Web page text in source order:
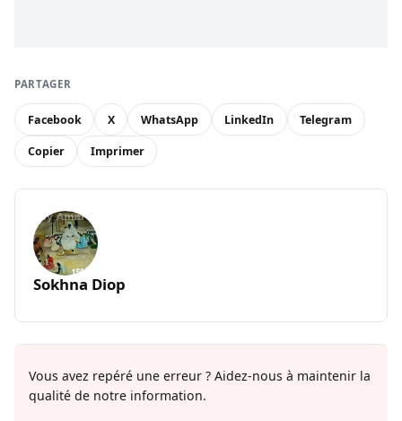
PARTAGER
Facebook X WhatsApp LinkedIn Telegram
Copier Imprimer
Sokhna Diop
Vous avez repéré une erreur ? Aidez-nous à maintenir la
qualité de notre information.